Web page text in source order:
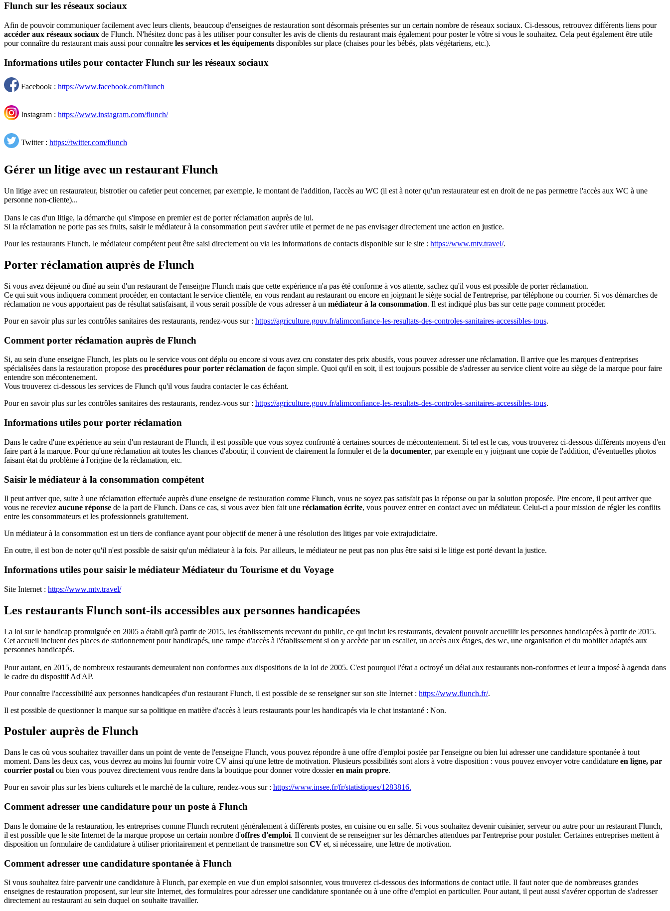
Flunch sur les réseaux sociaux
Afin de pouvoir communiquer facilement avec leurs clients, beaucoup d'enseignes de restauration sont désormais présentes sur un certain nombre de réseaux sociaux. Ci-dessous, retrouvez différents liens pour
accéder aux réseaux sociaux de Flunch. N'hésitez donc pas à les utiliser pour consulter les avis de clients du restaurant mais également pour poster le vôtre si vous le souhaitez. Cela peut également être utile
pour connaître du restaurant mais aussi pour connaître les services et les équipements disponibles sur place (chaises pour les bébés, plats végétariens, etc.).
Informations utiles pour contacter Flunch sur les réseaux sociaux
Facebook : https://www.facebook.com/flunch
Instagram : https://www.instagram.com/flunch/
Twitter : https://twitter.com/flunch
Gérer un litige avec un restaurant Flunch
Un litige avec un restaurateur, bistrotier ou cafetier peut concerner, par exemple, le montant de l'addition, l'accès au WC (il est à noter qu'un restaurateur est en droit de ne pas permettre l'accès aux WC à une
personne non-cliente)...
Dans le cas d'un litige, la démarche qui s'impose en premier est de porter réclamation auprès de lui.
Si la réclamation ne porte pas ses fruits, saisir le médiateur à la consommation peut s'avérer utile et permet de ne pas envisager directement une action en justice.
Pour les restaurants Flunch, le médiateur compétent peut être saisi directement ou via les informations de contacts disponible sur le site : https://www.mtv.travel/.
Porter réclamation auprès de Flunch
Si vous avez déjeuné ou dîné au sein d'un restaurant de l'enseigne Flunch mais que cette expérience n'a pas été conforme à vos attente, sachez qu'il vous est possible de porter réclamation.
Ce qui suit vous indiquera comment procéder, en contactant le service clientèle, en vous rendant au restaurant ou encore en joignant le siège social de l'entreprise, par téléphone ou courrier. Si vos démarches de
réclamation ne vous apportaient pas de résultat satisfaisant, il vous serait possible de vous adresser à un médiateur à la consommation. Il est indiqué plus bas sur cette page comment procéder.
Pour en savoir plus sur les contrôles sanitaires des restaurants, rendez-vous sur : https://agriculture.gouv.fr/alimconfiance-les-resultats-des-controles-sanitaires-accessibles-tous.
Comment porter réclamation auprès de Flunch
Si, au sein d'une enseigne Flunch, les plats ou le service vous ont déplu ou encore si vous avez cru constater des prix abusifs, vous pouvez adresser une réclamation. Il arrive que les marques d'entreprises
spécialisées dans la restauration propose des procédures pour porter réclamation de façon simple. Quoi qu'il en soit, il est toujours possible de s'adresser au service client voire au siège de la marque pour faire
entendre son mécontenement.
Vous trouverez ci-dessous les services de Flunch qu'il vous faudra contacter le cas échéant.
Pour en savoir plus sur les contrôles sanitaires des restaurants, rendez-vous sur : https://agriculture.gouv.fr/alimconfiance-les-resultats-des-controles-sanitaires-accessibles-tous.
Informations utiles pour porter réclamation
Dans le cadre d'une expérience au sein d'un restaurant de Flunch, il est possible que vous soyez confronté à certaines sources de mécontentement. Si tel est le cas, vous trouverez ci-dessous différents moyens d'en
faire part à la marque. Pour qu'une réclamation ait toutes les chances d'aboutir, il convient de clairement la formuler et de la documenter, par exemple en y joignant une copie de l'addition, d'éventuelles photos
faisant état du problème à l'origine de la réclamation, etc.
Saisir le médiateur à la consommation compétent
Il peut arriver que, suite à une réclamation effectuée auprès d'une enseigne de restauration comme Flunch, vous ne soyez pas satisfait pas la réponse ou par la solution proposée. Pire encore, il peut arriver que
vous ne receviez aucune réponse de la part de Flunch. Dans ce cas, si vous avez bien fait une réclamation écrite, vous pouvez entrer en contact avec un médiateur. Celui-ci a pour mission de régler les conflits
entre les consommateurs et les professionnels gratuitement.
Un médiateur à la consommation est un tiers de confiance ayant pour objectif de mener à une résolution des litiges par voie extrajudiciaire.
En outre, il est bon de noter qu'il n'est possible de saisir qu'un médiateur à la fois. Par ailleurs, le médiateur ne peut pas non plus être saisi si le litige est porté devant la justice.
Informations utiles pour saisir le médiateur Médiateur du Tourisme et du Voyage
Site Internet : https://www.mtv.travel/
Les restaurants Flunch sont-ils accessibles aux personnes handicapées
La loi sur le handicap promulguée en 2005 a établi qu'à partir de 2015, les établissements recevant du public, ce qui inclut les restaurants, devaient pouvoir accueillir les personnes handicapées à partir de 2015.
Cet accueil incluent des places de stationnement pour handicapés, une rampe d'accès à l'établissement si on y accède par un escalier, un accès aux étages, des wc, une organisation et du mobilier adaptés aux
personnes handicapés.
Pour autant, en 2015, de nombreux restaurants demeuraient non conformes aux dispositions de la loi de 2005. C'est pourquoi l'état a octroyé un délai aux restaurants non-conformes et leur a imposé à agenda dans
le cadre du dispositif Ad'AP.
Pour connaître l'accessibilité aux personnes handicapées d'un restaurant Flunch, il est possible de se renseigner sur son site Internet : https://www.flunch.fr/.
Il est possible de questionner la marque sur sa politique en matière d'accès à leurs restaurants pour les handicapés via le chat instantané : Non.
Postuler auprès de Flunch
Dans le cas où vous souhaitez travailler dans un point de vente de l'enseigne Flunch, vous pouvez répondre à une offre d'emploi postée par l'enseigne ou bien lui adresser une candidature spontanée à tout
moment. Dans les deux cas, vous devrez au moins lui fournir votre CV ainsi qu'une lettre de motivation. Plusieurs possibilités sont alors à votre disposition : vous pouvez envoyer votre candidature en ligne, par
courrier postal ou bien vous pouvez directement vous rendre dans la boutique pour donner votre dossieren main propre.
Pour en savoir plus sur les biens culturels et le marché de la culture, rendez-vous sur : https://www.insee.fr/fr/statistiques/1283816.
Comment adresser une candidature pour un poste à Flunch
Dans le domaine de la restauration, les entreprises comme Flunch recrutent généralement à différents postes, en cuisine ou en salle. Si vous souhaitez devenir cuisinier, serveur ou autre pour un restaurant Flunch,
il est possible que le site Internet de la marque propose un certain nombre d'offres d'emploi. Il convient de se renseigner sur les démarches attendues par l'entreprise pour postuler. Certaines entreprises mettent à
disposition un formulaire de candidature à utiliser prioritairement et permettant de transmettre son CV et, si nécessaire, une lettre de motivation.
Comment adresser une candidature spontanée à Flunch
Si vous souhaitez faire parvenir une candidature à Flunch, par exemple en vue d'un emploi saisonnier, vous trouverez ci-dessous des informations de contact utile. Il faut noter que de nombreuses grandes
enseignes de restauration proposent, sur leur site Internet, des formulaires pour adresser une candidature spontanée ou à une offre d'emploi en particulier. Pour autant, il peut aussi s'avérer opportun de s'adresser
directement au restaurant au sein duquel on souhaite travailler.